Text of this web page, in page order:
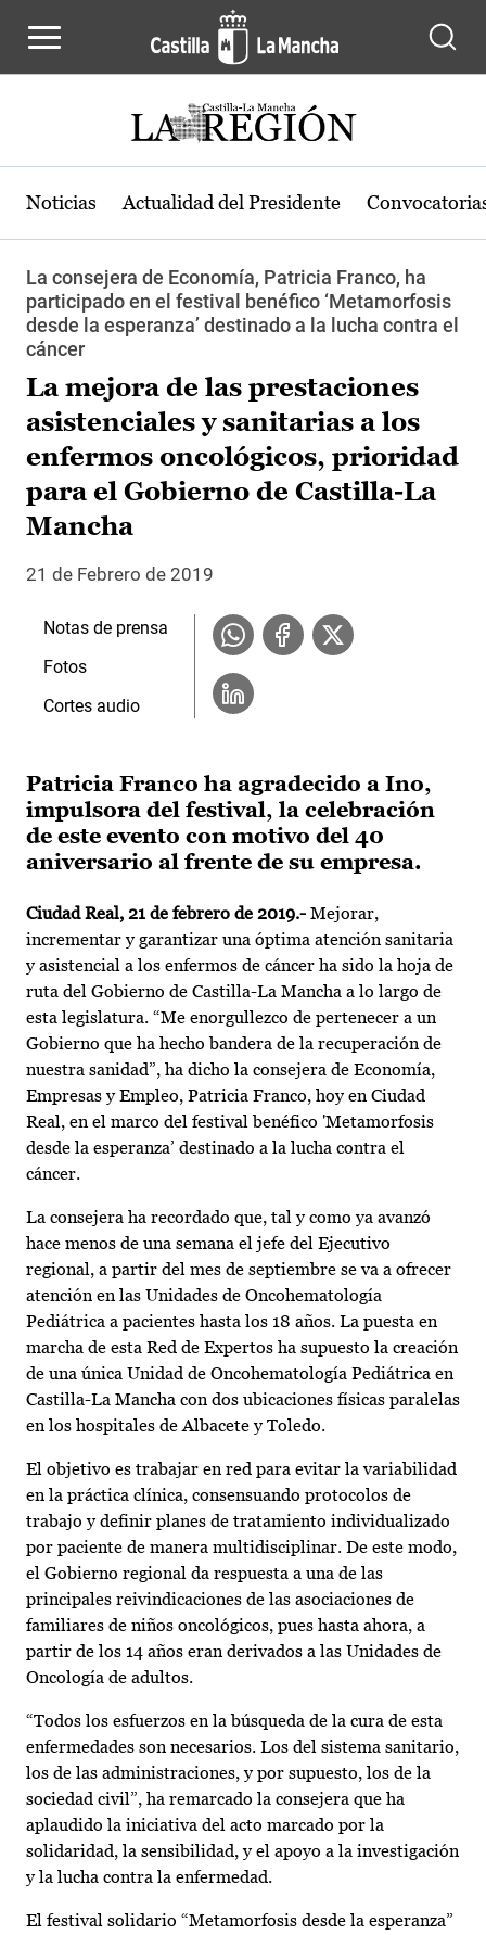
Noticias Actualidad del Presidente
La consejera de Economía, Patricia Franco, ha
participado en el festival benéfico ‘Metamorfosis
desde la esperanza’ destinado a la lucha contra el
cáncer
La mejora de las prestaciones
asistenciales y sanitarias a los
enfermos oncológicos, prioridad
para el Gobierno de Castilla-La
Mancha
21 de Febrero de 2019
Patricia Franco ha agradecido a Ino,
impulsora del festival, la celebración
de este evento con motivo del 40
aniversario al frente de su empresa.
Ciudad Real, 21 de febrero de 2019.- Mejorar,
incrementar y garantizar una óptima atención sanitaria
y asistencial a los enfermos de cáncer ha sido la hoja de
ruta del Gobierno de Castilla-La Mancha a lo largo de
esta legislatura. “Me enorgullezco de pertenecer a un
Gobierno que ha hecho bandera de la recuperación de
nuestra sanidad”, ha dicho la consejera de Economía,
Empresas y Empleo, Patricia Franco, hoy en Ciudad
Real, en el marco del festival benéfico 'Metamorfosis
desde la esperanza’ destinado a la lucha contra el
cáncer.
La consejera ha recordado que, tal y como ya avanzó
hace menos de una semana el jefe del Ejecutivo
regional, a partir del mes de septiembre se va a ofrecer
atención en las Unidades de Oncohematología
Pediátrica a pacientes hasta los 18 años. La puesta en
marcha de esta Red de Expertos ha supuesto la creación
de una única Unidad de Oncohematología Pediátrica en
Castilla-La Mancha con dos ubicaciones físicas paralelas
en los hospitales de Albacete y Toledo.
El objetivo es trabajar en red para evitar la variabilidad
en la práctica clínica, consensuando protocolos de
trabajo y definir planes de tratamiento individualizado
por paciente de manera multidisciplinar. De este modo,
el Gobierno regional da respuesta a una de las
principales reivindicaciones de las asociaciones de
familiares de niños oncológicos, pues hasta ahora, a
partir de los 14 años eran derivados a las Unidades de
Oncología de adultos.
“Todos los esfuerzos en la búsqueda de la cura de esta
enfermedades son necesarios. Los del sistema sanitario,
los de las administraciones, y por supuesto, los de la
sociedad civil”, ha remarcado la consejera que ha
aplaudido la iniciativa del acto marcado por la
solidaridad, la sensibilidad, y el apoyo a la investigación
y la lucha contra la enfermedad.
El festival solidario “Metamorfosis desde la esperanza”
Notas de prensa
Fotos
Cortes audio